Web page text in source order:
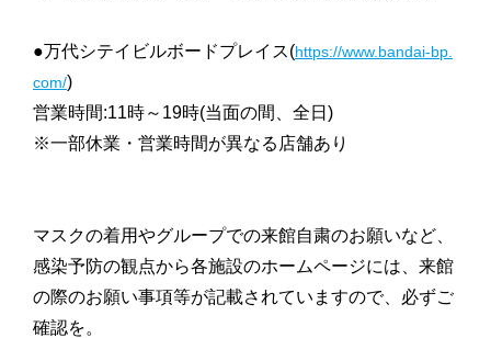
●万代シテイビルボードプレイス(https://www.bandai-bp.
com/)
営業時間:11時～19時(当面の間、全日)
※一部休業・営業時間が異なる店舗あり
マスクの着用やグループでの来館自粛のお願いなど、
感染予防の観点から各施設のホームページには、来館
の際のお願い事項等が記載されていますので、必ずご
確認を。